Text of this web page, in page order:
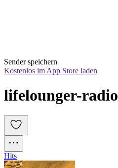
Sender speichern
Kostenlos im App Store laden
lifelounger-radio
Hits